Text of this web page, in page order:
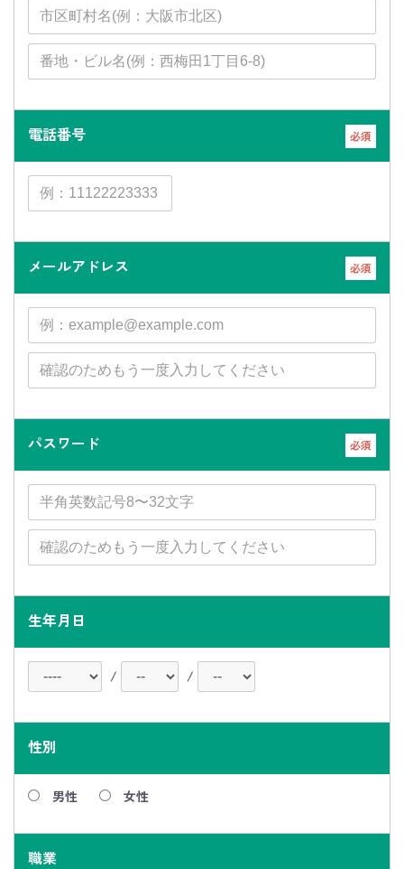
電話番号 必須
メールアドレス 必須
パスワード 必須
生年月日
/ /
性別
男性 女性
職業